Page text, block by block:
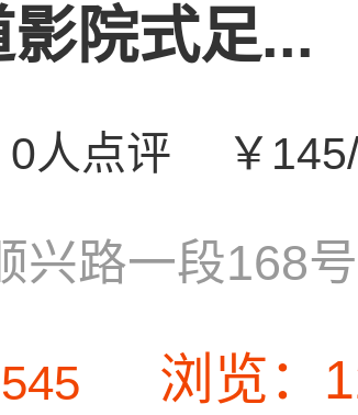
院式足...
0人点评 ￥
兴路一段168
浏览：